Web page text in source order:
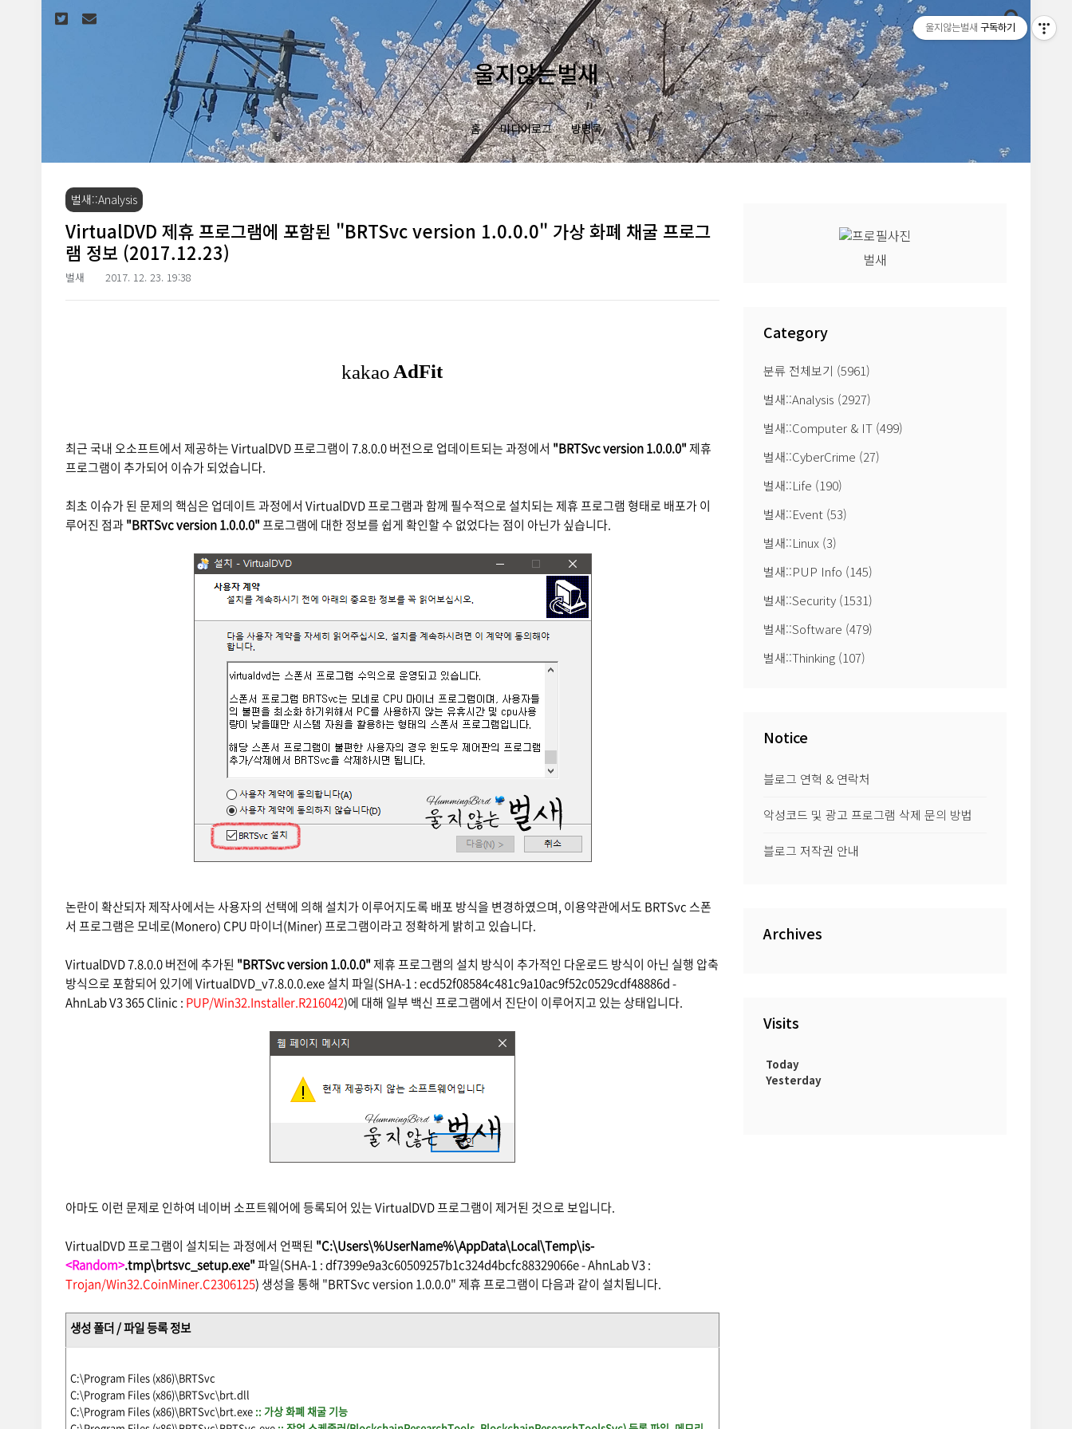
울지않는벌새
홈 미디어로그 방명록
벌새
Category
분류 전체보기 (5961)
벌새::Analysis (2927)
벌새::Computer & IT (499)
벌새::CyberCrime (27)
벌새::Life (190)
벌새::Event (53)
벌새::Linux (3)
벌새::PUP Info (145)
벌새::Security (1531)
벌새::Software (479)
벌새::Thinking (107)
Notice
블로그 연혁 & 연락처
악성코드 및 광고 프로그램 삭제 문의 방법
블로그 저작권 안내
Archives
Visits
Today
Yesterday
벌새::Analysis
VirtualDVD 제휴 프로그램에 포함된 "BRTSvc version 1.0.0.0" 가상 화폐 채굴 프로그
램 정보 (2017.12.23)
벌새 2017. 12. 23. 19:38
최근 국내 오소프트에서 제공하는 VirtualDVD 프로그램이 7.8.0.0 버전으로 업데이트되는 과정에서 "BRTSvc version 1.0.0.0" 제휴
프로그램이 추가되어 이슈가 되었습니다.
최초 이슈가 된 문제의 핵심은 업데이트 과정에서 VirtualDVD 프로그램과 함께 필수적으로 설치되는 제휴 프로그램 형태로 배포가 이
루어진 점과"BRTSvc version 1.0.0.0"프로그램에 대한 정보를 쉽게 확인할 수 없었다는 점이 아닌가 싶습니다.
논란이 확산되자 제작사에서는 사용자의 선택에 의해 설치가 이루어지도록 배포 방식을 변경하였으며, 이용약관에서도 BRTSvc 스폰
서 프로그램은 모네로(Monero) CPU 마이너(Miner) 프로그램이라고 정확하게 밝히고 있습니다.
VirtualDVD 7.8.0.0 버전에 추가된 "BRTSvc version 1.0.0.0" 제휴 프로그램의 설치 방식이 추가적인 다운로드 방식이 아닌 실행 압축
방식으로 포함되어 있기에 VirtualDVD_v7.8.0.0.exe 설치 파일(SHA-1 : ecd52f08584c481c9a10ac9f52c0529cdf48886d -
AhnLab V3 365 Clinic : PUP/Win32.Installer.R216042)에 대해 일부 백신 프로그램에서 진단이 이루어지고 있는 상태입니다.
아마도 이런 문제로 인하여 네이버 소프트웨어에 등록되어 있는 VirtualDVD 프로그램이 제거된 것으로 보입니다.
VirtualDVD 프로그램이 설치되는 과정에서 언팩된 "C:\Users\%UserName%\AppData\Local\Temp\is-
<Random>.tmp\brtsvc_setup.exe"파일(SHA-1 : df7399e9a3c60509257b1c324d4bcfc88329066e - AhnLab V3 :
Trojan/Win32.CoinMiner.C2306125) 생성을 통해 "BRTSvc version 1.0.0.0" 제휴 프로그램이 다음과 같이 설치됩니다.
생성 폴더 / 파일 등록 정보
C:\Program Files (x86)\BRTSvc
C:\Program Files (x86)\BRTSvc\brt.dll
C:\Program Files (x86)\BRTSvc\brt.exe :: 가상 화폐 채굴 기능
울지않는벌새 구독하기